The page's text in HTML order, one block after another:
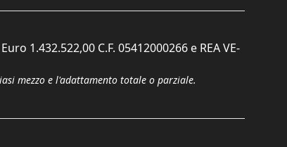
1.432.522,00 C.F. 05412000266 e REA VE-
mezzo e l'adattamento totale o parziale.